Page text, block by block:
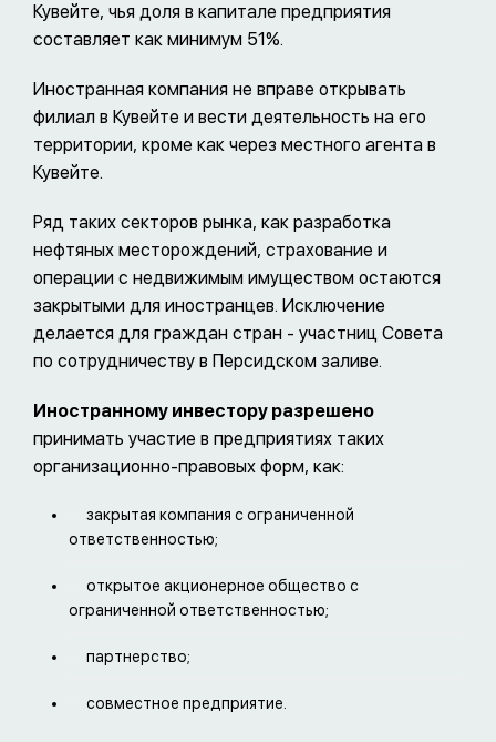
Кувейте, чья доля в капитале предприятия
составляет как минимум 51%.
Иностранная компания не вправе открывать
филиал в Кувейте и вести деятельность на его
территории, кроме как через местного агента в
Кувейте.
Ряд таких секторов рынка, как разработка
нефтяных месторождений, страхование и
операции с недвижимым имуществом остаются
закрытыми для иностранцев. Исключение
делается для граждан стран - участниц Совета
по сотрудничеству в Персидском заливе.
Иностранному инвестору разрешено
принимать участие в предприятиях таких
организационно-правовых форм, как:
закрытая компания с ограниченной
ответственностью;
открытое акционерное общество с
ограниченной ответственностью;
партнерство;
совместное предприятие.